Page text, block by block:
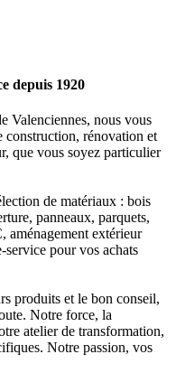
depuis 1920
Valenciennes, nous vous
construction, rénovation et
, que vous soyez particulier
de matériaux : bois
panneaux, parquets,
aménagement extérieur
service pour vos achats
produits et le bon conseil,
Notre force, la
atelier de transformation,
Notre passion, vos